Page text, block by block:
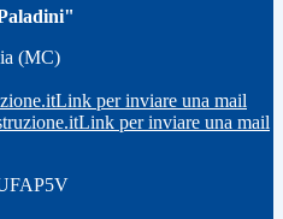
(MC)
Link per inviare una mail
Link per inviare una mail